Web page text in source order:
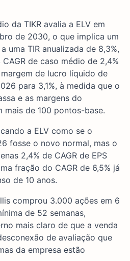
da TIKR avalia a ELV em
de 2030, o que implica um
uma TIR anualizada de 8,3%,
de caso médio de 2,4%
de lucro líquido de
para 3,1%, à medida que o
e as margens do
mais de 100 pontos-base.
a ELV como se o
fosse o novo normal, mas o
2,4% de CAGR de EPS
fração do CAGR de 6,5% já
de 10 anos.
comprou 3.000 ações em 6
de 52 semanas,
mais claro de que a venda
de avaliação que
da empresa estão